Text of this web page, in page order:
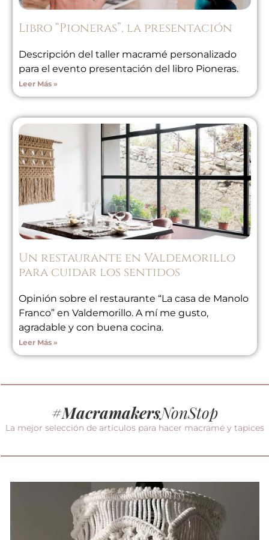
Libro “Pioneras”, la presentación
Descripción del taller macramé personalizado
para el evento presentación del libro Pioneras.
Leer Más »
Un restaurante en Valdemorillo
para cuidar los sentidos
Opinión sobre el restaurante “La casa de Manolo
Franco” en Valdemorillo. A mí me gusto,
agradable y con buena cocina.
Leer Más »
#MacramakersNonStop
La mejor selección de artículos para hacer macramé y tapices